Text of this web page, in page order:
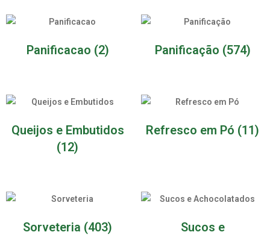
Panificacao (2) Panificação (574)
Queijos e Embutidos
(12)
Refresco em Pó (11)
Sorveteria (403)
Sucos e